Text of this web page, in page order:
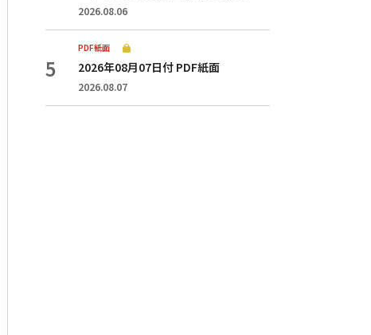
2026.08.06
PDF紙面
2026年08月07日付 PDF紙面
2026.08.07